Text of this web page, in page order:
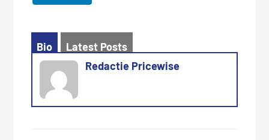
Bio
Latest Posts
Redactie Pricewise